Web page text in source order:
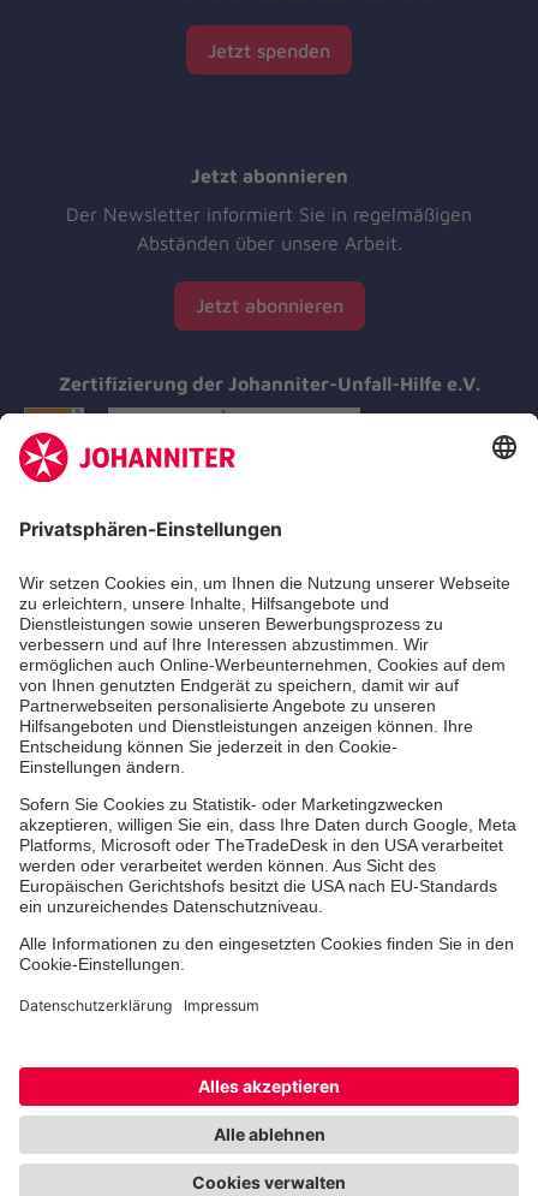
Jetzt spenden
Jetzt abonnieren
Der Newsletter informiert Sie in regelmäßigen
Abständen über unsere Arbeit.
Jetzt abonnieren
Zertifizierung der Johanniter-Unfall-Hilfe e.V.
Aus- & Fortbildungen
Erste-Hilfe-Kurse
Jobs & Ehrenamt
Freiwilligendienst
Spendenprojekte
Johanniter-Jugend
Einrichtungen
Cookie-Einstellungen Datenschutz Barrierefreiheit
Impressum Kontakt Widerruf